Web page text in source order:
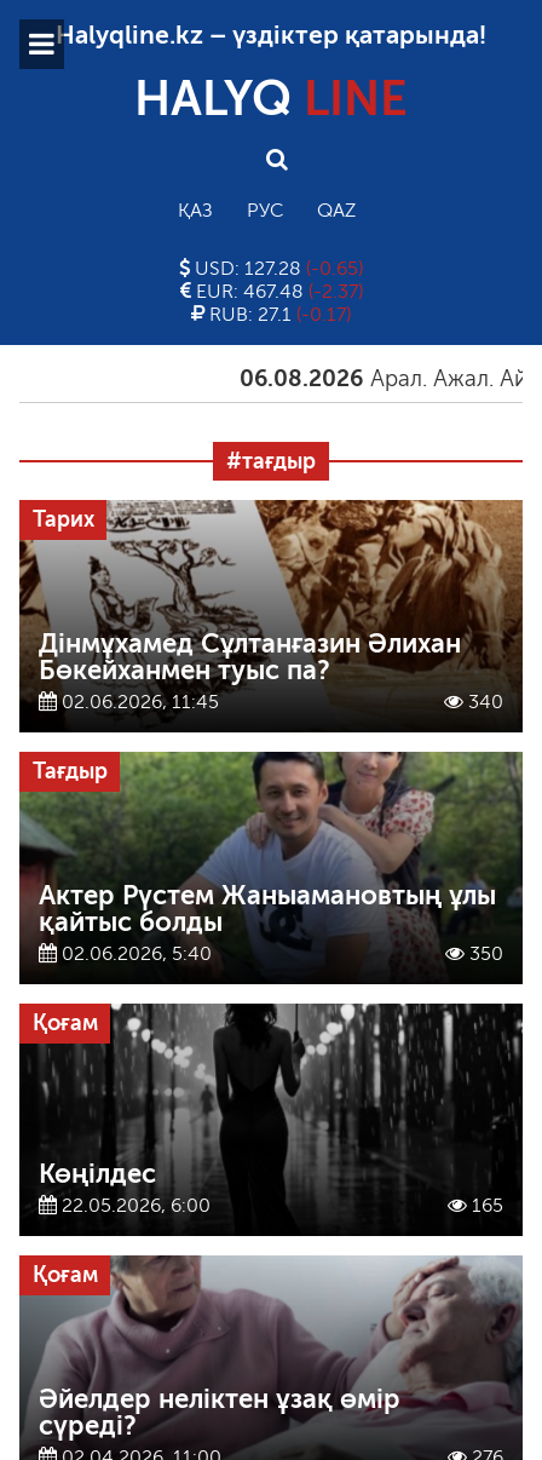
Halyqline.kz – үздіктер қатарында!
HALYQ LINE
ҚАЗ РУС QAZ
USD: 127.28 (-0.65)
EUR: 467.48 (-2.37)
RUB: 27.1 (-0.17)
06.08.2026 Арал. Ажал. Айғақ
#тағдыр
Тарих
Дінмұхамед Сұлтанғазин Әлихан
Бөкейханмен туыс па?
02.06.2026, 11:45 340
Тағдыр
Актер Рүстем Жаныамановтың ұлы
қайтыс болды
02.06.2026, 5:40 350
Қоғам
Көңілдес
22.05.2026, 6:00 165
Қоғам
Әйелдер неліктен ұзақ өмір
сүреді?